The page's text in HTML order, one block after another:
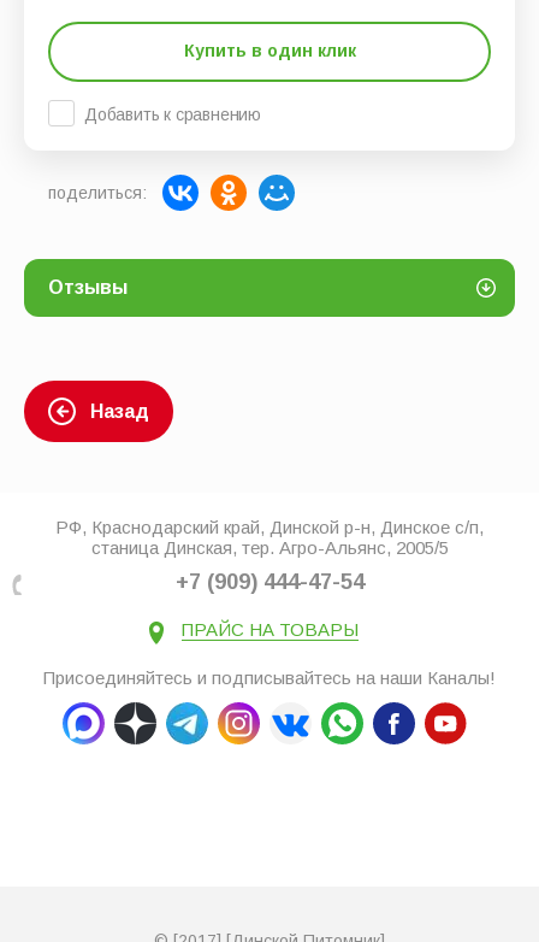
Купить в один клик
Добавить к сравнению
поделиться:
Отзывы
Назад
РФ, Краснодарский край, Динской р-н, Динское с/п,
станица Динская, тер. Агро-Альянс, 2005/5
+7 (909) 444-47-54
ПРАЙС НА ТОВАРЫ
Присоединяйтесь и подписывайтесь на наши Каналы!